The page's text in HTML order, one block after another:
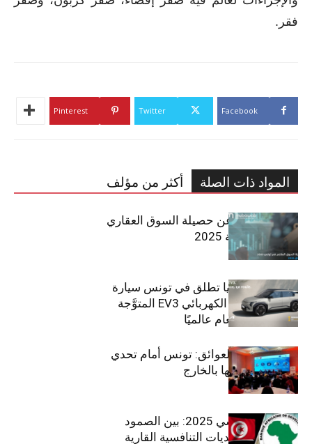
فقر.
Facebook
Twitter
Pinterest
المواد ذات الصلة أكثر من مؤلف
مبوب تكشف عن حصيلة السوق العقاري
في تونس لسنة 2025
سيتي كارز – كيا تطلق في تونس سيارة
الـدفع الرباعي الكهربائي EV3 المتوَّجة
بلقب سيارة العام عالميًا
بين الطموح والعوائق: تونس أمام تحدي
استعادة كفاءاتها بالخارج
الاقتصاد التونسي 2025: بين الصمود
الاجتماعي وتحديات التنافسية القارية